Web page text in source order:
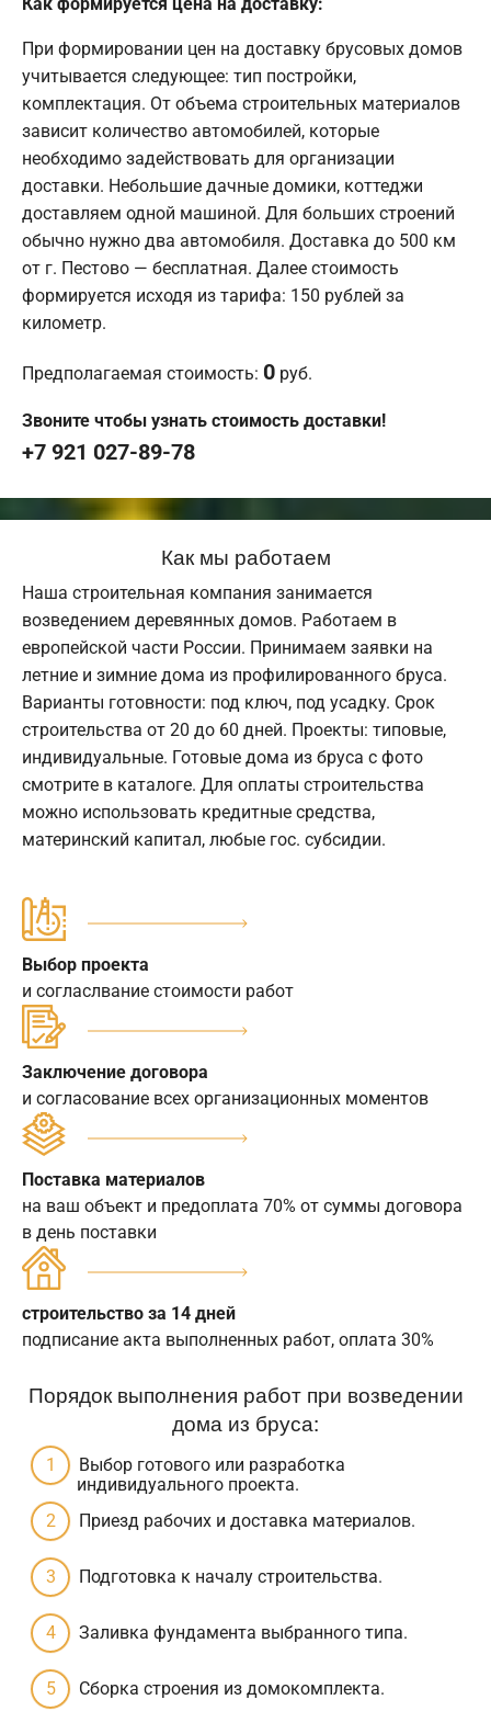
При формировании цен на доставку брусовых домов
учитывается следующее: тип постройки,
комплектация. От объема строительных материалов
зависит количество автомобилей, которые
необходимо задействовать для организации
доставки. Небольшие дачные домики, коттеджи
доставляем одной машиной. Для больших строений
обычно нужно два автомобиля. Доставка до 500 км
от г. Пестово — бесплатная. Далее стоимость
формируется исходя из тарифа: 150 рублей за
километр.
Предполагаемая стоимость: 0 руб.
Звоните чтобы узнать стоимость доставки!
+7 921 027-89-78
Как мы работаем
Наша строительная компания занимается
возведением деревянных домов. Работаем в
европейской части России. Принимаем заявки на
летние и зимние дома из профилированного бруса.
Варианты готовности: под ключ, под усадку. Срок
строительства от 20 до 60 дней. Проекты: типовые,
индивидуальные. Готовые дома из бруса с фото
смотрите в каталоге. Для оплаты строительства
можно использовать кредитные средства,
материнский капитал, любые гос. субсидии.
Выбор проекта
и согласлвание стоимости работ
Заключение договора
и согласование всех организационных моментов
Поставка материалов
на ваш объект и предоплата 70% от суммы договора
в день поставки
строительство за 14 дней
подписание акта выполненных работ, оплата 30%
Порядок выполнения работ при возведении
дома из бруса:
Выбор готового или разработка
индивидуального проекта.
Приезд рабочих и доставка материалов.
Подготовка к началу строительства.
Заливка фундамента выбранного типа.
Сборка строения из домокомплекта.